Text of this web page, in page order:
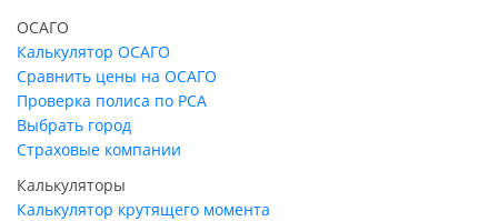
ОСАГО
Калькулятор ОСАГО
Сравнить цены на ОСАГО
Проверка полиса по РСА
Выбрать город
Страховые компании
Калькуляторы
Калькулятор крутящего момента